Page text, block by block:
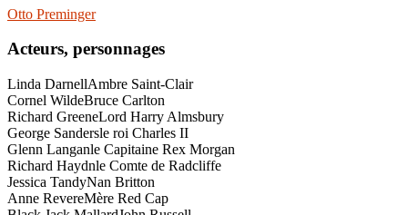
Otto Preminger
Acteurs, personnages
Linda DarnellAmbre Saint-Clair
Cornel WildeBruce Carlton
Richard GreeneLord Harry Almsbury
George Sandersle roi Charles II
Glenn Langanle Capitaine Rex Morgan
Richard Haydnle Comte de Radcliffe
Jessica TandyNan Britton
Anne RevereMère Red Cap